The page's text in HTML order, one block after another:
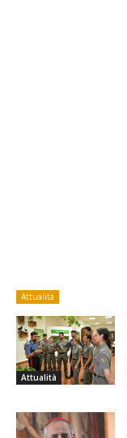
Attualità
Attualità